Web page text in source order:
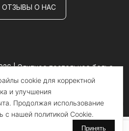
ОТЗЫВЫ О НАС
|Элитное постельное белье
информационный характер и не
публичной офертой
cookie для корректной
и улучшения
Продолжая использование
с нашей политикой Cookie.
Принять